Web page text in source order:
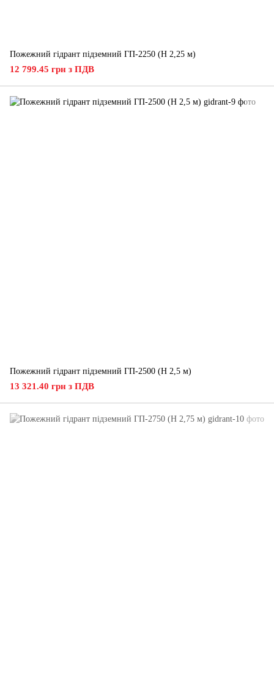
Пожежний гідрант підземний ГП-2250 (H 2,25 м)
12 799.45 грн з ПДВ
Пожежний гідрант підземний ГП-2500 (H 2,5 м)
13 321.40 грн з ПДВ